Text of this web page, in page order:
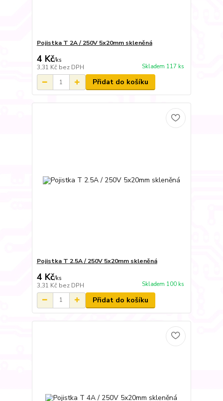
Pojistka T 2A / 250V 5x20mm skleněná
4 Kč/ks
3,31 Kč bez DPH Skladem 117 ks
Přidat do košíku
Pojistka T 2.5A / 250V 5x20mm skleněná
4 Kč/ks
3,31 Kč bez DPH Skladem 100 ks
Přidat do košíku